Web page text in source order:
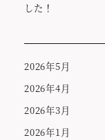
した！
2026年5月
2026年4月
2026年3月
2026年1月